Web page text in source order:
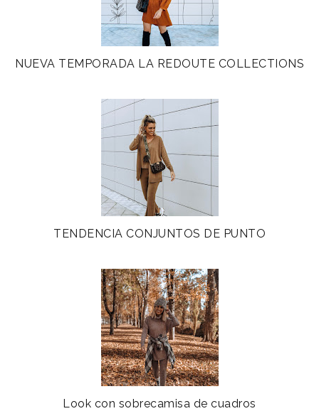
NUEVA TEMPORADA LA REDOUTE COLLECTIONS
TENDENCIA CONJUNTOS DE PUNTO
Look con sobrecamisa de cuadros